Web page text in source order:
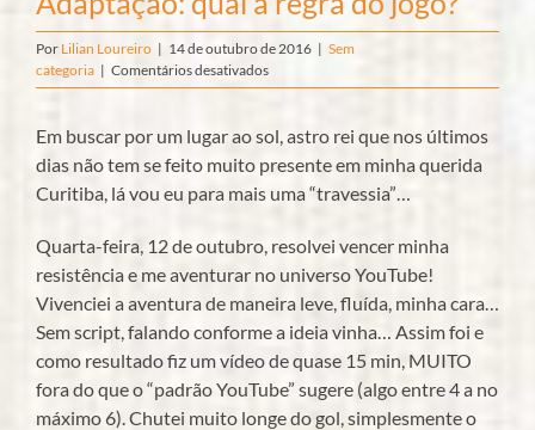
Por Lilian Loureiro | 14 de outubro de 2016 | Sem
categoria | Comentários desativadosem
Adaptação:
a
do
jogo?
Em buscar por um lugar ao sol, astro rei que nos últimos
dias não tem se feito muito presente em minha querida
Curitiba, lá vou eu para mais uma “travessia”…
Quarta-feira, 12 de outubro, resolvei vencer minha
resistência e me aventurar no universo YouTube!
Vivenciei a aventura de maneira leve, fluída, minha cara…
Sem script, falando conforme a ideia vinha… Assim foi e
como resultado fiz um vídeo de quase 15 min, MUITO
fora do que o “padrão YouTube” sugere (algo entre 4 a no
máximo 6). Chutei muito longe do gol, simplesmente o